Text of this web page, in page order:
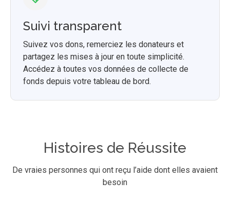
Suivi transparent
Suivez vos dons, remerciez les donateurs et
partagez les mises à jour en toute simplicité.
Accédez à toutes vos données de collecte de
fonds depuis votre tableau de bord.
Histoires de Réussite
De vraies personnes qui ont reçu l’aide dont elles avaient
besoin